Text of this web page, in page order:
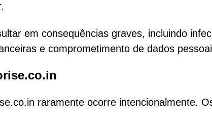
em consequências graves, incluindo
e comprometimento de dados
raramente ocorre intencionalmente.